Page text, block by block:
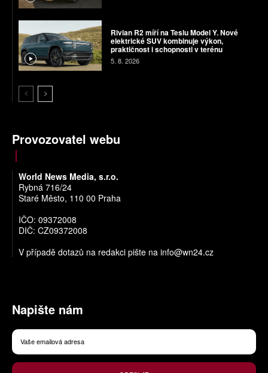
Rivian R2 míří na Teslu Model Y. Nové
elektrické SUV kombinuje výkon,
praktičnost i schopnosti v terénu
5. 8. 2026
Provozovatel webu
World News Media, s.r.o.
Rybná 716/24
Staré Město, 110 00 Praha
IČO: 09372008
DIČ: CZ09372008
V případě dotazů na redakci pište na info@wn24.cz
Napište nám